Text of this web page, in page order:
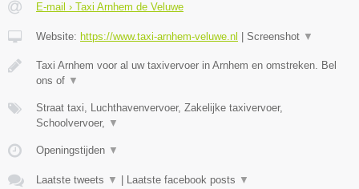
E-mail › Taxi Arnhem de Veluwe
Website: https://www.taxi-arnhem-veluwe.nl Screenshot ▼
Taxi Arnhem voor al uw taxivervoer in Arnhem en omstreken. Bel
ons of ▼
Straat taxi, Luchthavenvervoer, Zakelijke taxivervoer,
Schoolvervoer, ▼
Openingstijden ▼
Laatste tweets ▼ Laatste facebook posts ▼